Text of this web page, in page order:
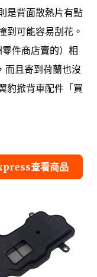
是背面散熱片有點
到可能容易刮花。
件商店賣的）相
且寄到荷蘭也沒
豹掀背車配件「買
查看商品